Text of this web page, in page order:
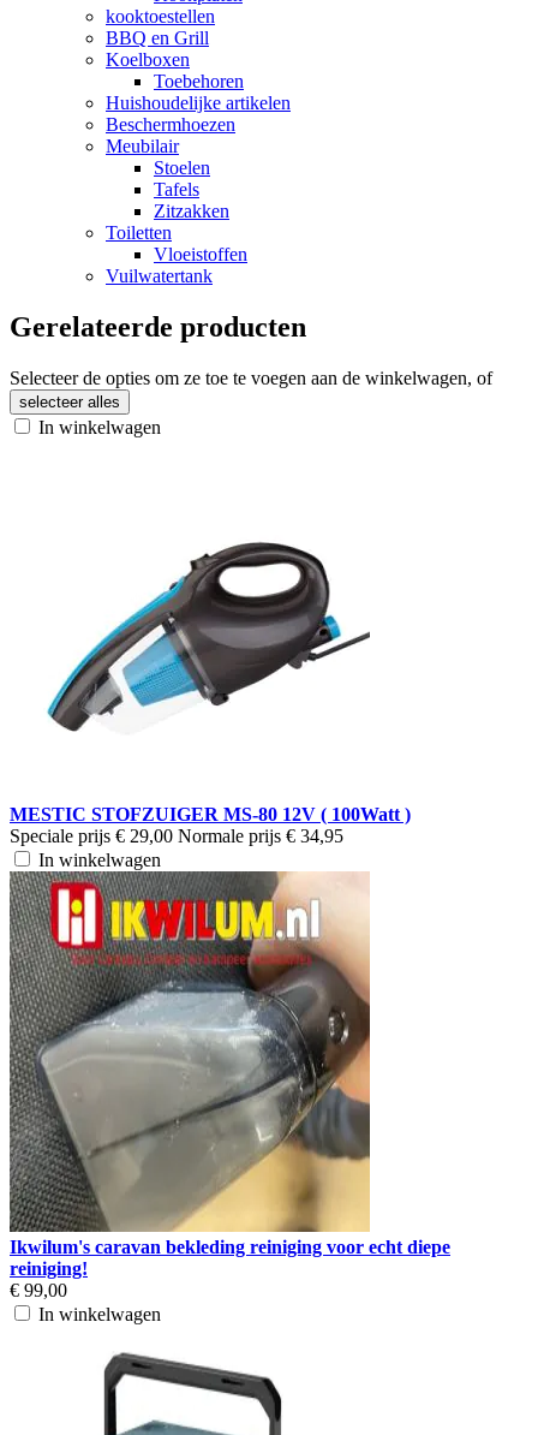
kooktoestellen
BBQ en Grill
Koelboxen
Toebehoren
Huishoudelijke artikelen
Beschermhoezen
Meubilair
Stoelen
Tafels
Zitzakken
Toiletten
Vloeistoffen
Vuilwatertank
Gerelateerde producten
Selecteer de opties om ze toe te voegen aan de winkelwagen, of
selecteer alles
In winkelwagen
MESTIC STOFZUIGER MS-80 12V ( 100Watt )
Speciale prijs € 29,00 Normale prijs € 34,95
In winkelwagen
Ikwilum's caravan bekleding reiniging voor echt diepe
reiniging!
€ 99,00
In winkelwagen